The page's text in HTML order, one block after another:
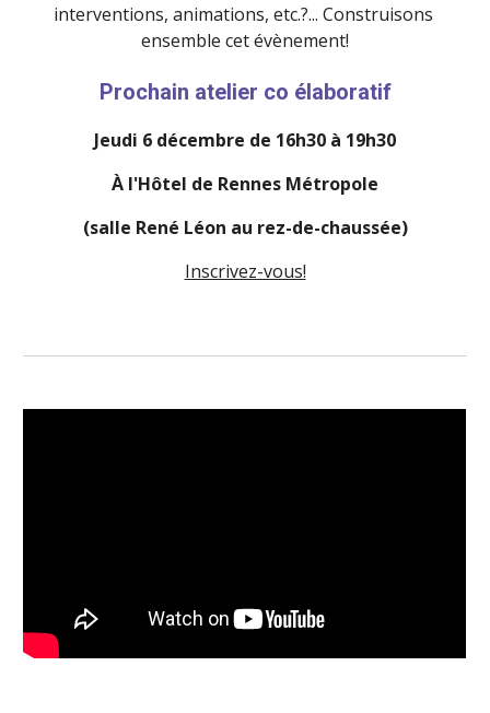
interventions, animations, etc.?... Construisons
ensemble cet évènement!
Prochain atelier co élaboratif
Jeudi 6 décembre de 16h30 à 19h30
À l'Hôtel de Rennes Métropole
(salle René Léon au rez-de-chaussée)
Inscrivez-vous!